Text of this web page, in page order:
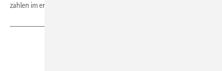
zahlen im ersten Jahr auch keine Miete. (su)